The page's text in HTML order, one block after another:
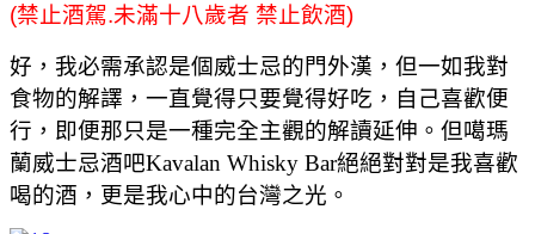
(禁止酒駕.未滿十八歲者 禁止飲酒)
好，我必需承認是個威士忌的門外漢，但一如我對
食物的解譯，一直覺得只要覺得好吃，自己喜歡便
行，即便那只是一種完全主觀的解讀延伸。但噶瑪
蘭威士忌酒吧Kavalan Whisky Bar絕絕對對是我喜歡
喝的酒，更是我心中的台灣之光。